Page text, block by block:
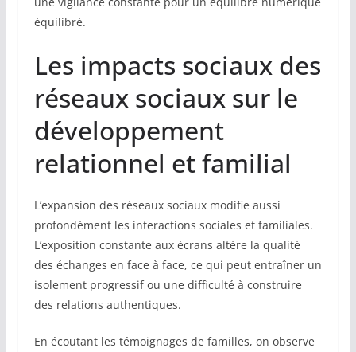
équilibré.
Les impacts sociaux des
réseaux sociaux sur le
développement
relationnel et familial
L’expansion des réseaux sociaux modifie aussi
profondément les interactions sociales et familiales.
L’exposition constante aux écrans altère la qualité
des échanges en face à face, ce qui peut entraîner un
isolement progressif ou une difficulté à construire
des relations authentiques.
En écoutant les témoignages de familles, on observe